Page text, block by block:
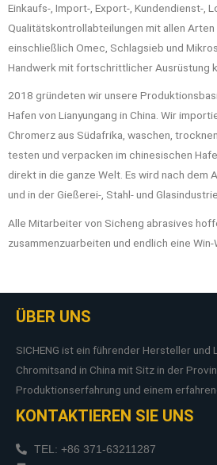
Einkaufs-, Import-, Export-, Kundendienst-,
Qualitätskontrollabteilungen mit allen Arten
einschließlich Omec, Schlagsieb und
Handwerk mit fortschrittlicher Ausrüstung
2018 gründeten wir unsere
Hafen von Lianyungang in China. Wir
Chromerz aus Südafrika, waschen,
testen und verpacken im chinesischen
direkt in die ganze Welt. Es wird nach dem
und in der Gießerei-, Stahl- und
Alle Mitarbeiter von Sicheng abrasives
zusammenzuarbeiten und endlich eine
ÜBER UNS
SICHENG ist ein führender Hersteller und
Chromitsand in China mit Sitz in der
Produktionserfahrung und einem
KONTAKTIEREN SIE UNS
TEL: +86 371-63211287